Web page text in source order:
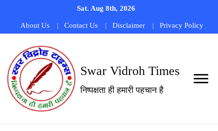
Sat. Aug 8th, 2026
About Us Contact Us Disclaimer Privacy Policy
Swar Vidroh Times
निष्पक्षता ही हमारी पहचान है